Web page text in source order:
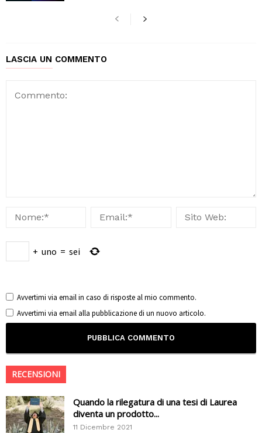
LASCIA UN COMMENTO
+ uno = sei
Avvertimi via email in caso di risposte al mio commento.
Avvertimi via email alla pubblicazione di un nuovo articolo.
RECENSIONI
Quando la rilegatura di una tesi di Laurea
diventa un prodotto...
11 Dicembre 2021